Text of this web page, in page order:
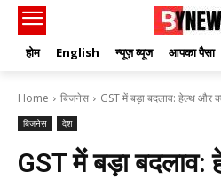
होम English न्यूज़ व्यूज आपका पैसा
Home बिजनेस GST में बड़ा बदलाव: हेल्थ और
बिजनेस देश
GST में बड़ा